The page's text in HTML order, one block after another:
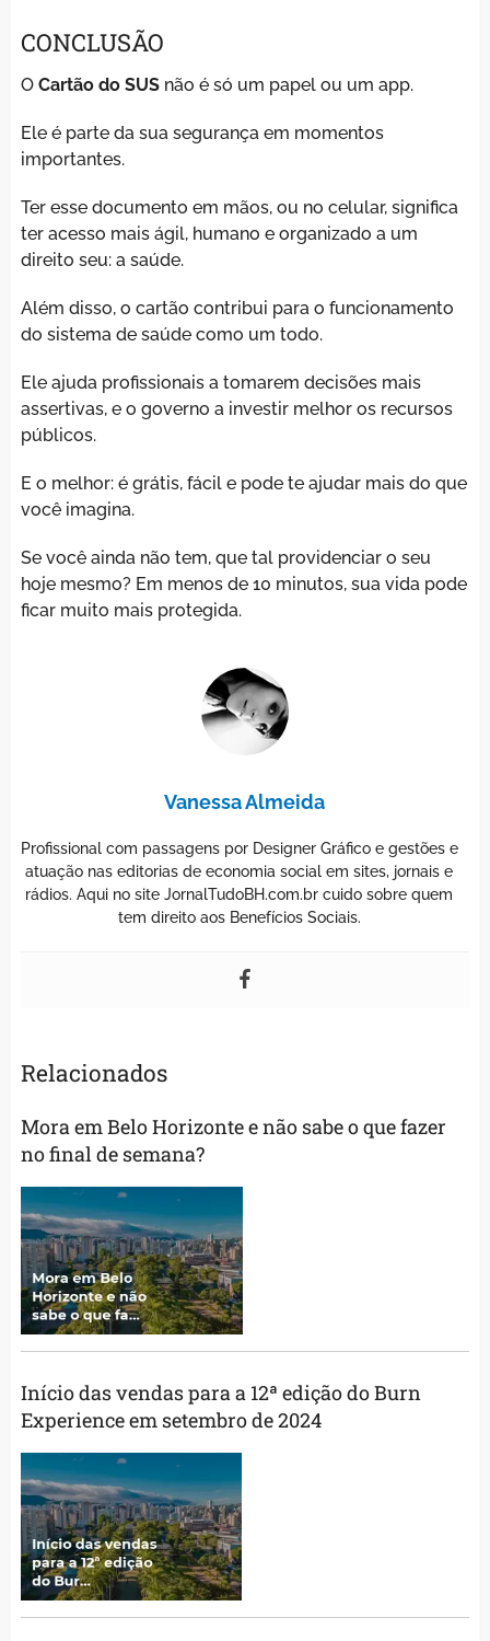
CONCLUSÃO
O Cartão do SUSnão é só um papel ou um app.
Ele é parte da sua segurança em momentos
importantes.
Ter esse documento em mãos, ou no celular, significa
ter acesso mais ágil, humano e organizado a um
direito seu: a saúde.
Além disso, o cartão contribui para o funcionamento
do sistema de saúde como um todo.
Ele ajuda profissionais a tomarem decisões mais
assertivas, e o governo a investir melhor os recursos
públicos.
E o melhor: é grátis, fácil e pode te ajudar mais do que
você imagina.
Se você ainda não tem, que tal providenciar o seu
hoje mesmo? Em menos de 10 minutos, sua vida pode
ficar muito mais protegida.
Vanessa Almeida
Profissional com passagens por Designer Gráfico e gestões e
atuação nas editorias de economia social em sites, jornais e
rádios. Aqui no site JornalTudoBH.com.br cuido sobre quem
tem direito aos Benefícios Sociais.
Relacionados
Mora em Belo Horizonte e não sabe o que fazer
no final de semana?
Início das vendas para a 12ª edição do Burn
Experience em setembro de 2024